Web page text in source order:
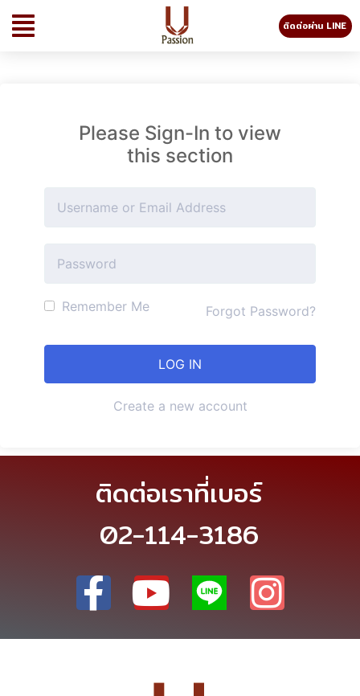
ติดต่อผ่าน LINE
Please Sign-In to view
this section
Remember Me Forgot Password?
Create a new account
ติดต่อเราที่เบอร์
02-114-3186